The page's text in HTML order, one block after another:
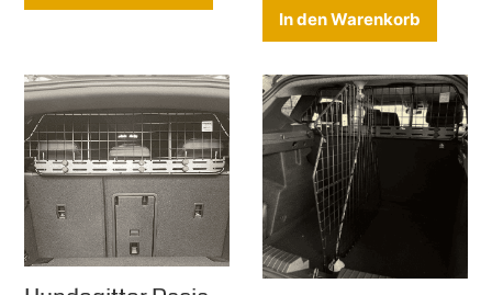
In den Warenkorb